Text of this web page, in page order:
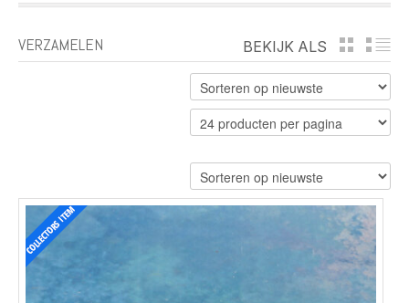
VERZAMELEN BEKIJK ALS GRID